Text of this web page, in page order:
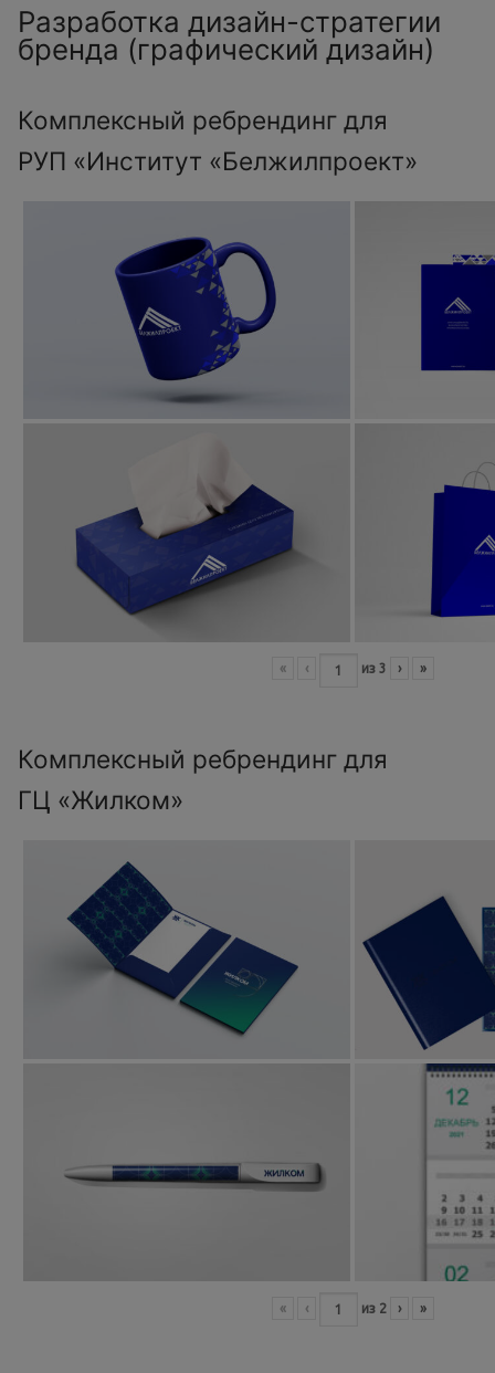
Разработка дизайн-стратегии
бренда (графический дизайн)
Комплексный ребрендинг для
РУП «Институт «Белжилпроект»
« ‹ из 3 › »
Комплексный ребрендинг для
ГЦ «Жилком»
« ‹ из 2 › »